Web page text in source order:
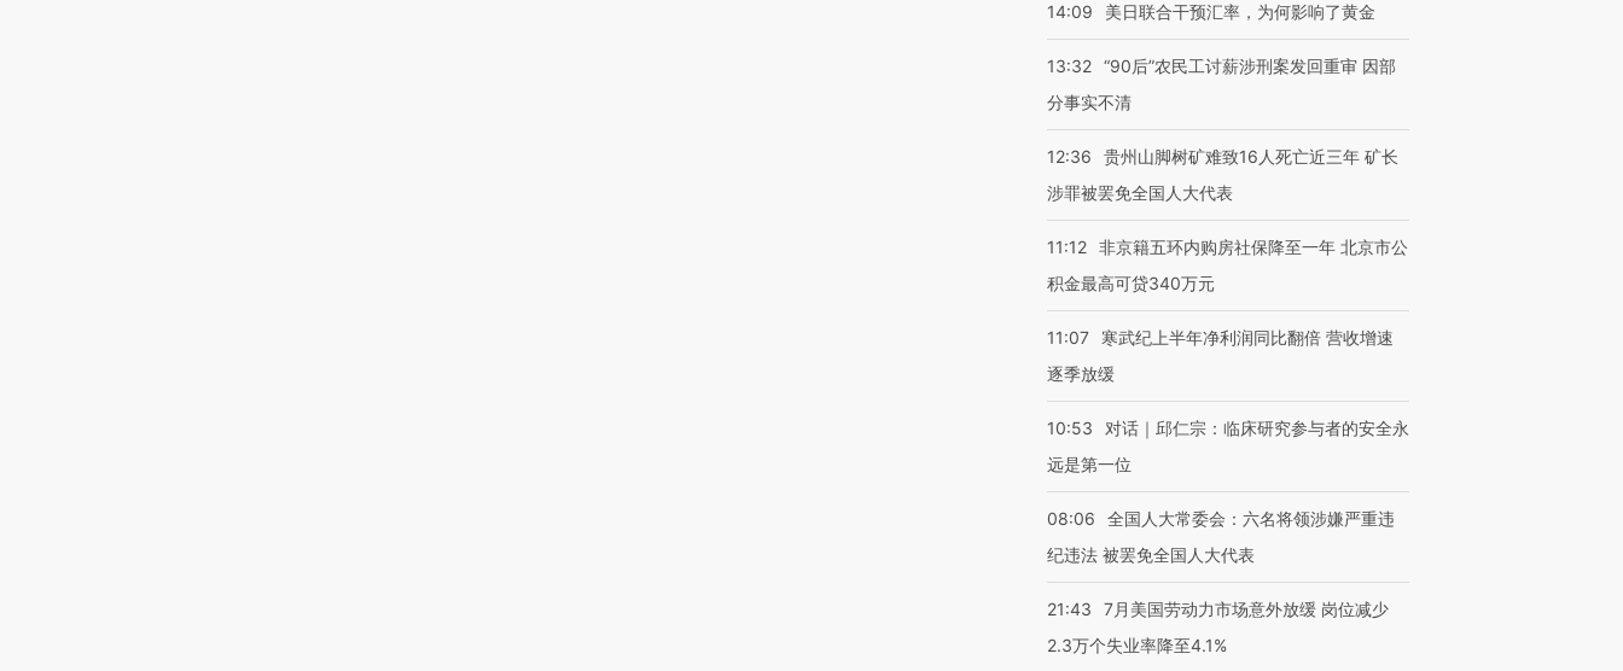
14:09 美日联合干预汇率，为何影响了黄金
13:32 “90后”农民工讨薪涉刑案发回重审 因部
分事实不清
12:36
贵州山脚树矿难致16人死亡近三年 矿长
涉罪被罢免全国人大代表
11:12 非京籍五环内购房社保降至一年 北京市公
积金最高可贷340万元
11:07
寒武纪上半年净利润同比翻倍 营收增速
逐季放缓
10:53
对话｜邱仁宗：临床研究参与者的安全永
远是第一位
08:06
全国人大常委会：六名将领涉嫌严重违
纪违法 被罢免全国人大代表
21:43
7月美国劳动力市场意外放缓 岗位减少
2.3万个失业率降至4.1%